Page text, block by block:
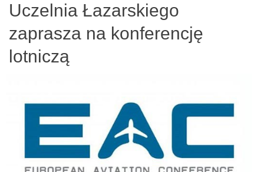
Uczelnia Łazarskiego
zaprasza na konferencję
lotniczą